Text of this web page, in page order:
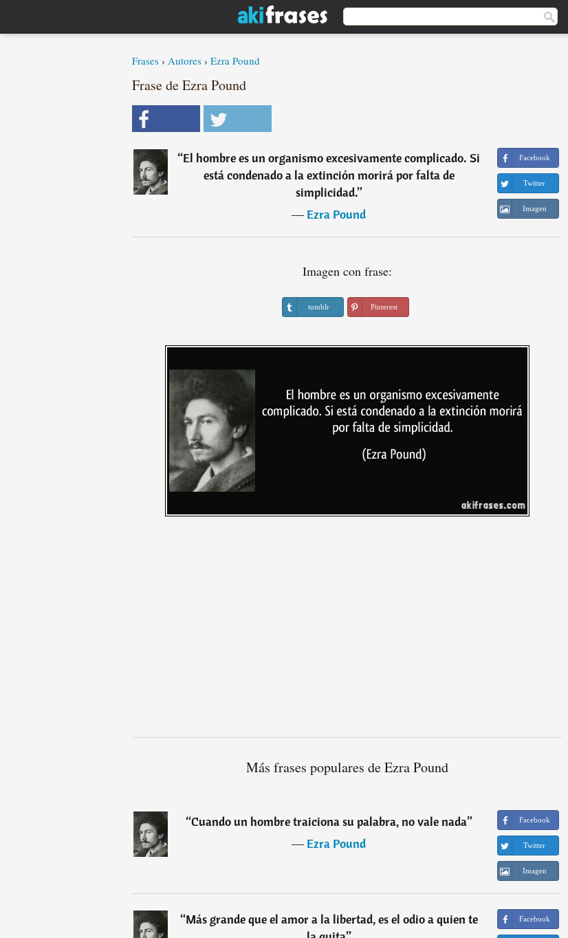
Frases › Autores › Ezra Pound
Frase de Ezra Pound
“El hombre es un organismo excesivamente complicado. Si
está condenado a la extinción morirá por falta de
simplicidad.”
―Ezra Pound
Facebook
Twitter
Imagen
Imagen con frase:
tumblr Pinterest
Más frases populares de Ezra Pound
“Cuando un hombre traiciona su palabra, no vale nada”
―Ezra Pound
Facebook
Twitter
Imagen
“Más grande que el amor a la libertad, es el odio a quien te
Facebook